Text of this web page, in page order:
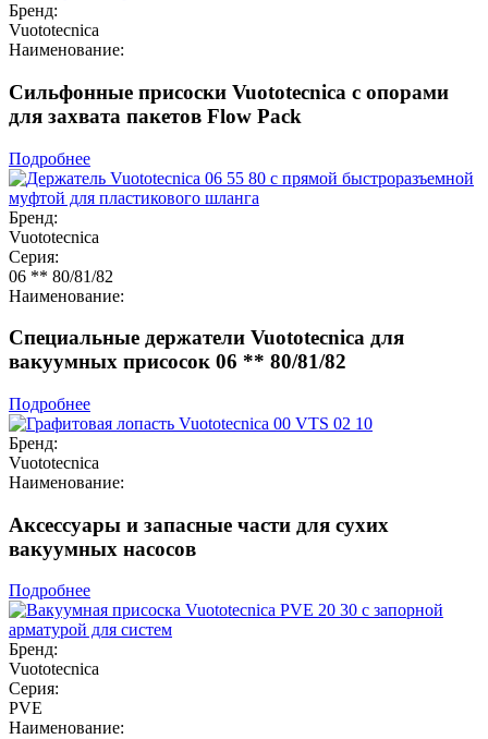
Бренд:
Vuototecnica
Наименование:
Сильфонные присоски Vuototecnica с опорами
для захвата пакетов Flow Pack
Подробнее
Бренд:
Vuototecnica
Серия:
06 ** 80/81/82
Наименование:
Специальные держатели Vuototecnica для
вакуумных присосок 06 ** 80/81/82
Подробнее
Бренд:
Vuototecnica
Наименование:
Аксессуары и запасные части для сухих
вакуумных насосов
Подробнее
Бренд:
Vuototecnica
Серия:
PVE
Наименование: